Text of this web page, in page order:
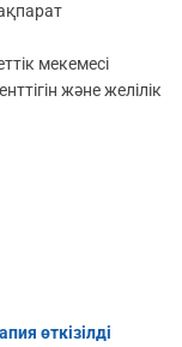
мекемесі
және желілік
өткізілді